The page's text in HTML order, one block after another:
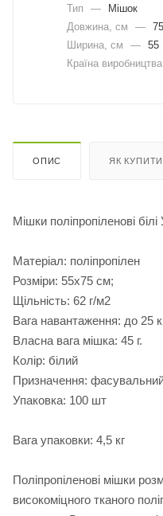
Тип
—
Мішок
Довжина, cм
— 75
Ширина, cм
— 55
Країна виробництва
ОПИС ЯК КУПИТИ
Мішки поліпропіленові
Матеріал: поліпропілен
Розміри: 55х75 см;
Щільність: 62 г/м2
Вага навантаження: до 25
Власна вага мішка: 45 г.
Колір: білий
Призначення:
Упаковка: 100 шт
Вага упаковки: 4,5 кг
Поліпропіленові мішки
високоміцного тканого